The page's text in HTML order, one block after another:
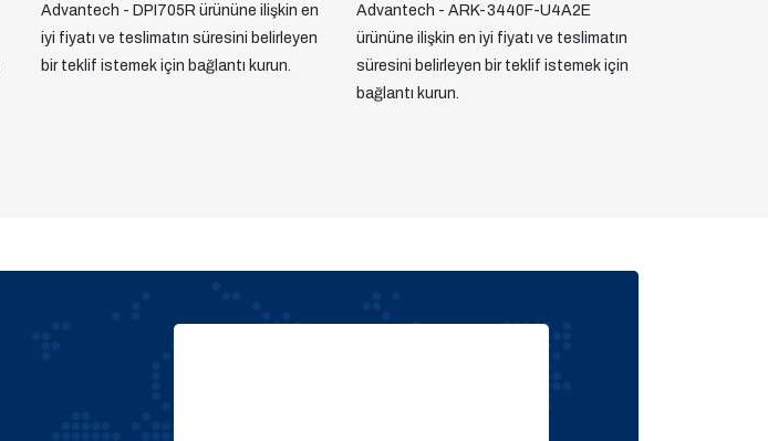
Advantech - DPI705R ürününe ilişkin en
iyi fiyatı ve teslimatın süresini belirleyen
bir teklif istemek için bağlantı kurun.
Advantech - ARK-3440F-U4A2E
ürününe ilişkin en iyi fiyatı ve teslimatın
süresini belirleyen bir teklif istemek için
bağlantı kurun.